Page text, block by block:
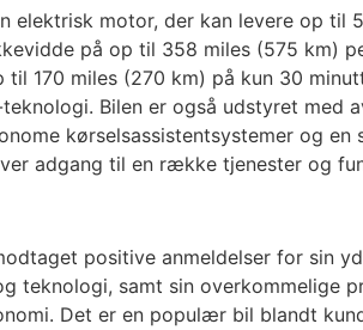
elektrisk motor, der kan levere op til
på op til 358 miles (575 km)
til 170 miles (270 km) på kun 30
teknologi. Bilen er også udstyret med
kørselsassistentsystemer og
adgang til en række tjenester og
positive anmeldelser for sin
teknologi, samt sin overkommelige
Det er en populær bil blandt